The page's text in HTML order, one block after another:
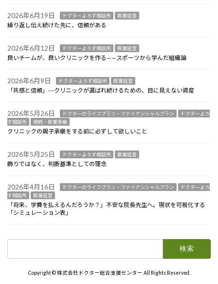
2026年6月19日 ドクターよろず相談所 医業経営
繰り返し伝え続けた先に、信頼がある
2026年6月12日 ドクターよろず相談所 医業経営
良いチームが、良いクリニックを作る——スポーツから学んだ組織論
2026年6月9日 ドクターよろず相談所 医業経営
「共感と信頼」---クリニックが選ばれ続けるための、目に見えない資産
2026年5月26日 ドクターのライフプラン・ファイナンシャルプラン
ドクターよろ
ず相談所
相続・医業承継
クリニックの親子承継をする前に必ずして欲しいこと
2026年5月25日 ドクターよろず相談所 医業経営
飾りではなく、判断基準としての理念
2026年4月16日 ドクターのライフプラン・ファイナンシャルプラン
ドクターよろ
ず相談所
医業経営
「将来、学費を払えるんだろうか？」不安な院長先生へ。現状を可視化する
「シミュレーション表」
Copyright © 株式会社ドクター総合支援センター All Rights Reserved.